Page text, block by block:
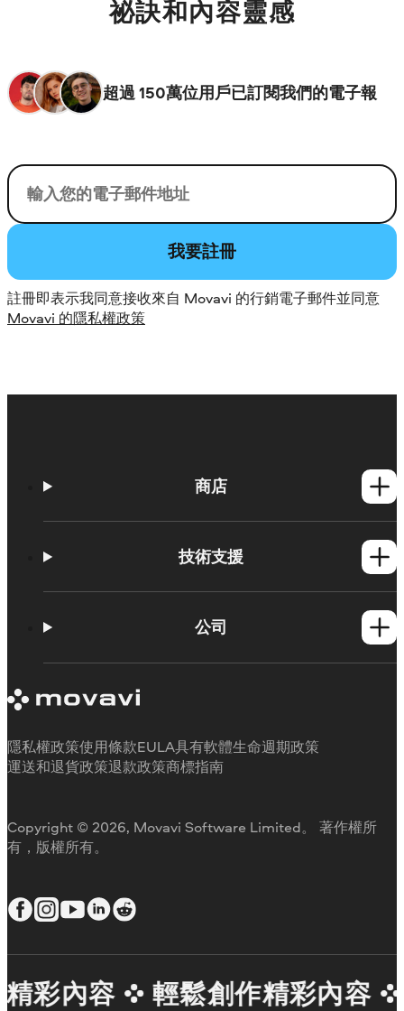
祕訣和內容靈感
超過 150萬位用戶已訂閱我們的電子報
您的電子郵件
我要註冊
註冊即表示我同意接收來自 Movavi 的行銷電子郵件並同意
Movavi 的隱私權政策
商店
Mac產品
技術支援
學習平台
取消訂閱
退款
公司
客戶評價
為何要選擇我們
工作用
Copyright © 2026, Movavi Software Limited。 著作權所
有，版權所有。
隱私權政策使用條款EULA具有軟體生命週期政策
運送和退貨政策退款政策商標指南
彩內容 輕鬆創作精彩內容